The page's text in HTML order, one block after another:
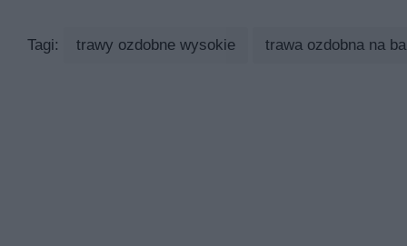
Tagi: trawy ozdobne wysokie trawa ozdobna na